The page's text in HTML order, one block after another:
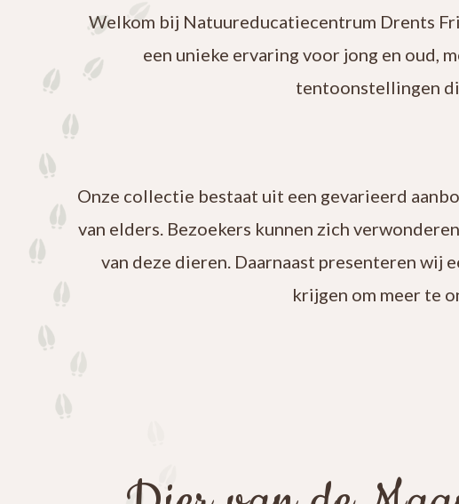
Welkom bij Natuureducatiecentrum Drents
een unieke ervaring voor jong en oud,
tentoonstellingen
Onze collectie bestaat uit een gevarieerd
van elders. Bezoekers kunnen zich
van deze dieren. Daarnaast presenteren wij
krijgen om meer te